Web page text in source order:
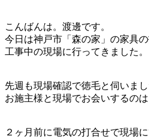
こんばんは。渡邊です。
今日は神戸市「森の家」の家具
工事中の現場に行ってきました。
先週も現場確認で徳毛と伺いま
お施主様と現場でお会いするのは
２ヶ月前に電気の打合せで現場